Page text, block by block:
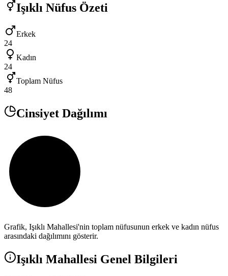
Işıklı Nüfus Özeti
Erkek
24
Kadın
24
Toplam Nüfus
48
Cinsiyet Dağılımı
Grafik, Işıklı Mahallesi'nin toplam nüfusunun erkek ve kadın nüfus
arasındaki dağılımını gösterir.
Işıklı Mahallesi Genel Bilgileri